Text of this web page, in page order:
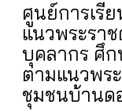
ศูนย์การเรี
แนวพระรา
บุคลากร ศึ
ตามแนวพร
ชุมชนบ้านด